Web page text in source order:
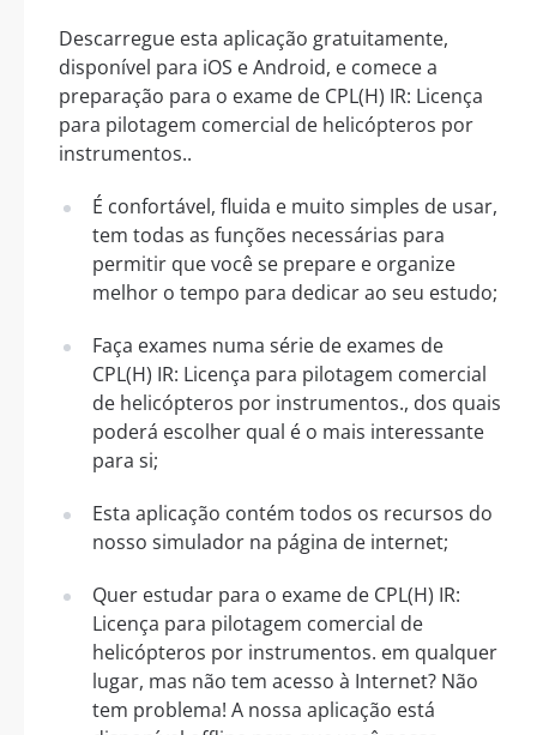
Descarregue esta aplicação gratuitamente,
disponível para iOS e Android, e comece a
preparação para o exame de CPL(H) IR: Licença
para pilotagem comercial de helicópteros por
instrumentos..
É confortável, fluida e muito simples de usar,
tem todas as funções necessárias para
permitir que você se prepare e organize
melhor o tempo para dedicar ao seu estudo;
Faça exames numa série de exames de
CPL(H) IR: Licença para pilotagem comercial
de helicópteros por instrumentos., dos quais
poderá escolher qual é o mais interessante
para si;
Esta aplicação contém todos os recursos do
nosso simulador na página de internet;
Quer estudar para o exame de CPL(H) IR:
Licença para pilotagem comercial de
helicópteros por instrumentos. em qualquer
lugar, mas não tem acesso à Internet? Não
tem problema! A nossa aplicação está